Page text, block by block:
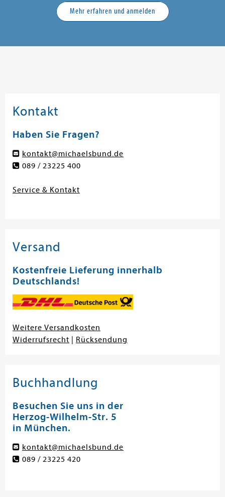
Mehr erfahren und anmelden
Kontakt
Haben Sie Fragen?
kontakt@michaelsbund.de
089 / 23225 400
Service & Kontakt
Versand
Kostenfreie Lieferung innerhalb
Deutschlands!
Weitere Versandkosten
Widerrufsrecht
Rücksendung
Buchhandlung
Besuchen Sie uns in der
Herzog-Wilhelm-Str. 5
in München.
kontakt@michaelsbund.de
089 / 23225 420